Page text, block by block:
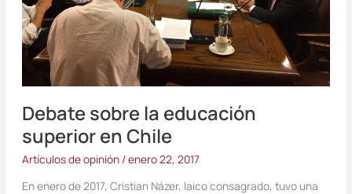
Debate sobre la educación
superior en Chile
Artículos de opinión/enero 22, 2017
En enero de 2017, Cristian Názer, laico consagrado, tuvo una